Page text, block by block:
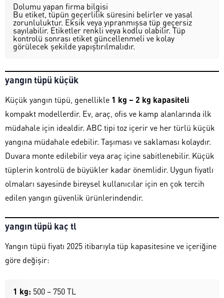
Dolumu yapan firma bilgisi
Bu etiket, tüpün geçerlilik süresini belirler ve yasal
zorunluluktur. Eksik veya yıpranmışsa tüp geçersiz
sayılabilir. Etiketler renkli veya kodlu olabilir. Tüp
kontrolü sonrası etiket güncellenmeli ve kolay
görülecek şekilde yapıştırılmalıdır.
yangın tüpü küçük
Küçük yangın tüpü, genellikle 1 kg – 2 kg kapasiteli
kompakt modellerdir. Ev, araç, ofis ve kamp alanlarında ilk
müdahale için idealdir. ABC tipi toz içerir ve her türlü küçük
yangına müdahale edebilir. Taşıması ve saklaması kolaydır.
Duvara monte edilebilir veya araç içine sabitlenebilir. Küçük
tüplerin kontrolü de büyükler kadar önemlidir. Uygun fiyatlı
olmaları sayesinde bireysel kullanıcılar için en çok tercih
edilen yangın güvenlik ürünlerindendir.
yangın tüpü kaç tl
Yangın tüpü fiyatı 2025 itibarıyla tüp kapasitesine ve içeriğine
göre değişir:
1 kg: 500 – 750 TL